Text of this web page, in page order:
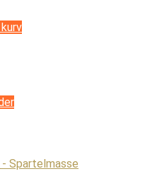
Dette
Mulighederne